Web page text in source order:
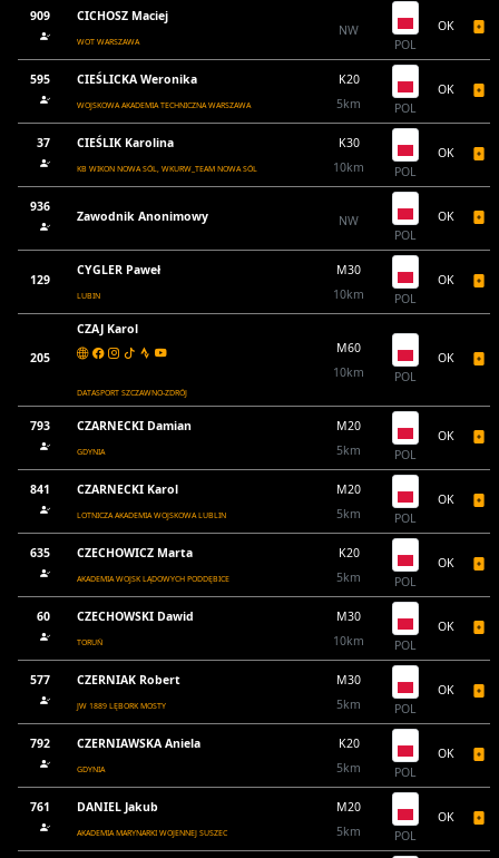
909 CICHOSZ Maciej
WOT WARSZAWA
NW
POL
OK
595 CIEŚLICKA Weronika
WOJSKOWA AKADEMIA TECHNICZNA WARSZAWA
K20
5km
POL
OK
37 CIEŚLIK Karolina
KB WIKON NOWA SÓL, WKURW_TEAM NOWA SÓL
K30
10km
POL
OK
936
Zawodnik Anonimowy
NW
POL
OK
129
CYGLER Paweł
LUBIN
M30
10km
POL
OK
205
CZAJ Karol
DATASPORT SZCZAWNO-ZDRÓJ
M60
10km
POL
OK
793 CZARNECKI Damian
GDYNIA
M20
5km
POL
OK
841 CZARNECKI Karol
LOTNICZA AKADEMIA WOJSKOWA LUBLIN
M20
5km
POL
OK
635 CZECHOWICZ Marta
AKADEMIA WOJSK LĄDOWYCH PODDĘBICE
K20
5km
POL
OK
60 CZECHOWSKI Dawid
TORUŃ
M30
10km
POL
OK
577 CZERNIAK Robert
JW 1889 LĘBORK MOSTY
M30
5km
POL
OK
792 CZERNIAWSKA Aniela
GDYNIA
K20
5km
POL
OK
761 DANIEL Jakub
AKADEMIA MARYNARKI WOJENNEJ SUSZEC
M20
5km
POL
OK